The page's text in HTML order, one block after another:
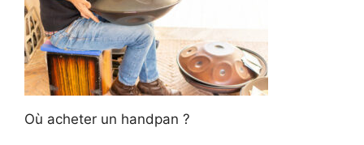
Où acheter un handpan ?